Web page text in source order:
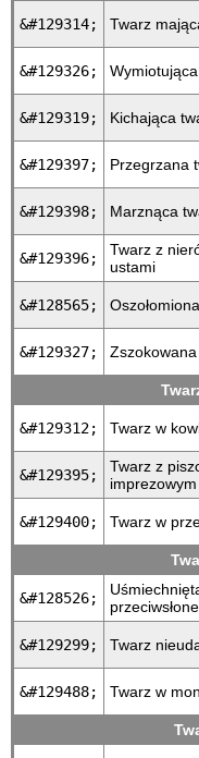
&#129314; Twarz
&#129326;
&#129319; Kichająca
&#129397; Przegrzana
&#129398; Marznąca
&#129396;
Twarz z
ustami
&#128565;
&#129327;
&#129312; Twarz w
&#129395;
Twarz z
imprezowym
&#129400; Twarz w
&#128526;
&#129299; Twarz
&#129488; Twarz w